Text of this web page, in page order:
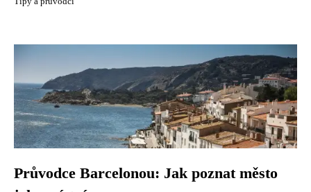
Průvodce Barcelonou: Jak poznat město